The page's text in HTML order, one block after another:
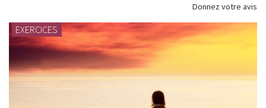
Donnez votre avis
EXERCICES